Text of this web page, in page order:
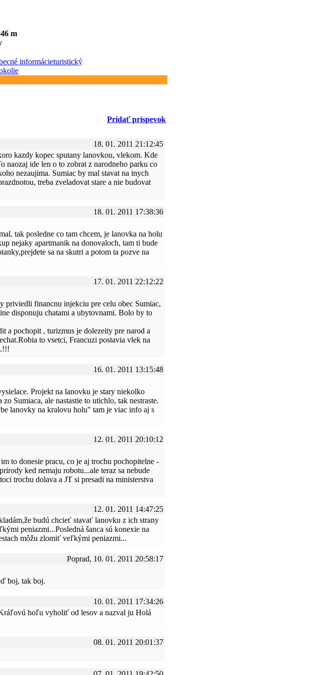
m
informácieturistický
Pridať príspevok
18. 01. 2011 21:12:45
kazdy kopec sputany lanovkou, vlekom. Kde
naozaj ide len o to zobrat z narodneho parku co
nezaujima. Sumiac by mal stavat na inych
treba zveladovat stare a nie budovat
18. 01. 2011 17:38:36
tak posledne co tam chcem, je lanovka na holu
nejaky apartmanik na donovaloch, tam ti bude
sa na skutri a potom ta pozve na
17. 01. 2011 22:12:22
priviedli financnu injekciu pre celu obec Sumiac,
disponuju chatami a ubytovnami. Bolo by to
a pochopit , turizmus je dolezeity pre narod a
to vsetci, Francuzi postavia vlek na
16. 01. 2011 13:15:48
Projekt na lanovku je stary niekolko
Sumiaca, ale nastastie to utichlo, tak nestraste.
lanovky na kralovu holu" tam je viac info aj s
12. 01. 2011 20:10:12
to donesie pracu, co je aj trochu pochopitelne -
ked nemaju robotu...ale teraz sa nebude
trochu dolava a JT si presadi na ministerstva
12. 01. 2011 14:47:25
budú chcieť stavať lanovku z ich strany
peniazmi...Posledná šanca sú konexie na
môžu zlomiť veľkými peniazmi...
Poprad, 10. 01. 2011 20:58:17
boj, tak boj.
10. 01. 2011 17:34:26
hoľu vyholiť od lesov a nazval ju Holá
08. 01. 2011 20:01:37